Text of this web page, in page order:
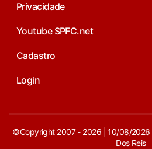
Privacidade
Youtube SPFC.net
Cadastro
Login
©Copyright 2007 - 2026 | 10/08/2026
Dos Reis